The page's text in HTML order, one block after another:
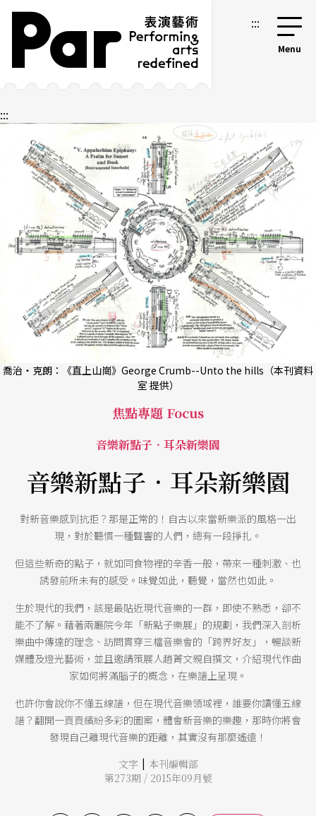
跳到主要內容區塊
網站導覽 :::
:::
喬治‧克朗：《直上山崗》George Crumb--Unto the hills（本刊資料
室 提供）
焦點專題 Focus
音樂新點子．耳朵新樂園
音樂新點子．耳朵新樂園
對新音樂感到抗拒？那是正常的！自古以來當新樂派的風格一出
現，對於聽慣一種聲響的人們，總有一段掙扎。
但這些新奇的點子，就如同食物裡的辛香一般，帶來一種刺激、也
誘發前所未有的感受。味覺如此，聽覺，當然也如此。
生於現代的我們，該是最貼近現代音樂的一群，即使不熟悉，卻不
能不了解。藉著兩廳院今年「新點子樂展」的規劃，我們深入剖析
樂曲中傳達的理念、訪問貫穿三檔音樂會的「跨界好友」，暢談新
媒體及燈光藝術，並且邀請策展人趙菁文親自撰文，介紹現代作曲
家如何將滿腦子的概念，在樂譜上呈現。
也許你會說你不懂五線譜，但在現代音樂領域裡，誰要你讀懂五線
譜？翻開一頁頁繽紛多彩的圖案，體會新音樂的樂趣，那時你將會
發現自己離現代音樂的距離，其實沒有那麼遙遠！
文字 | 本刊編輯部
第273期 / 2015年09月號